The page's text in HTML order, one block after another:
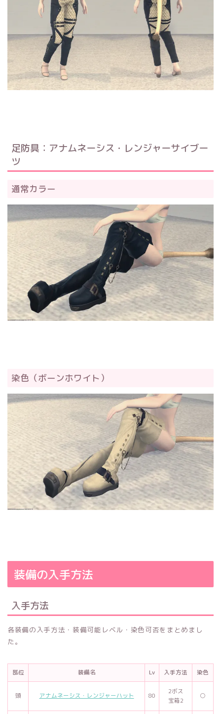
足防具：アナムネーシス・レンジャーサイブー
ツ
通常カラー
染色（ボーンホワイト）
装備の入手方法
入手方法
各装備の入手方法・装備可能レベル・染色可否をまとめまし
た。
部位 装備名 Lv 入手方法 染色
頭 アナムネーシス・レンジャーハット 80
2ボス
宝箱2
○